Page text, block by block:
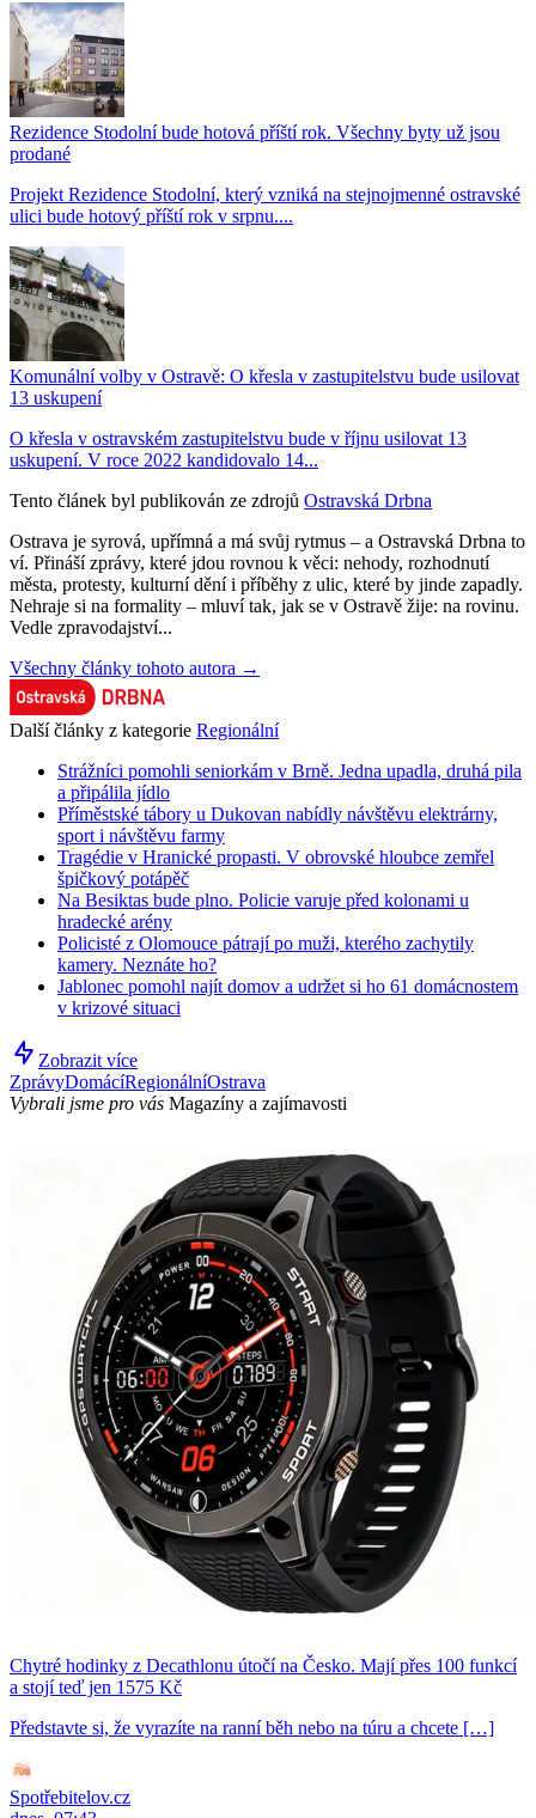
Rezidence Stodolní bude hotová příští rok. Všechny byty už jsou
prodané
Projekt Rezidence Stodolní, který vzniká na stejnojmenné ostravské
ulici bude hotový příští rok v srpnu....
Komunální volby v Ostravě: O křesla v zastupitelstvu bude usilovat
13 uskupení
O křesla v ostravském zastupitelstvu bude v říjnu usilovat 13
uskupení. V roce 2022 kandidovalo 14...
Tento článek byl publikován ze zdrojů Ostravská Drbna
Ostrava je syrová, upřímná a má svůj rytmus – a Ostravská Drbna to
ví. Přináší zprávy, které jdou rovnou k věci: nehody, rozhodnutí
města, protesty, kulturní dění i příběhy z ulic, které by jinde zapadly.
Nehraje si na formality – mluví tak, jak se v Ostravě žije: na rovinu.
Vedle zpravodajství...
Všechny články tohoto autora →
Další články z kategorie Regionální
Strážníci pomohli seniorkám v Brně. Jedna upadla, druhá pila
a připálila jídlo
Příměstské tábory u Dukovan nabídly návštěvu elektrárny,
sport i návštěvu farmy
Tragédie v Hranické propasti. V obrovské hloubce zemřel
špičkový potápěč
Na Besiktas bude plno. Policie varuje před kolonami u
hradecké arény
Policisté z Olomouce pátrají po muži, kterého zachytily
kamery. Neznáte ho?
Jablonec pomohl najít domov a udržet si ho 61 domácnostem
v krizové situaci
Zobrazit více
ZprávyDomácíRegionálníOstrava
Vybrali jsme pro vás Magazíny a zajímavosti
Chytré hodinky z Decathlonu útočí na Česko. Mají přes 100 funkcí
a stojí teď jen 1575 Kč
Představte si, že vyrazíte na ranní běh nebo na túru a chcete […]
Spotřebitelov.cz